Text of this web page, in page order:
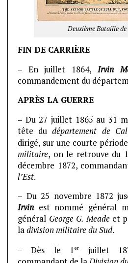
Deuxième Bataille
FIN DE CARRIÈRE
– En juillet 1864, Irvin
commandement du
APRÈS LA GUERRE
– Du 27 juillet 1865 au 31
tête dudépartement de
dirigé, sur une courte
militaire, on le retrouve du
décembre 1872,
l’Est.
– Du 25 novembre 1872
Irvin est nommé général
général George G. Meadeet
ladivision militaire du Sud.
– Dès le 1er juillet